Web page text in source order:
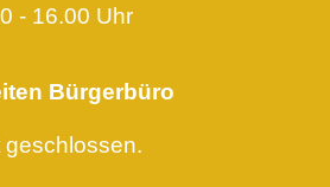
- 16.00 Uhr
Bürgerbüro
geschlossen.